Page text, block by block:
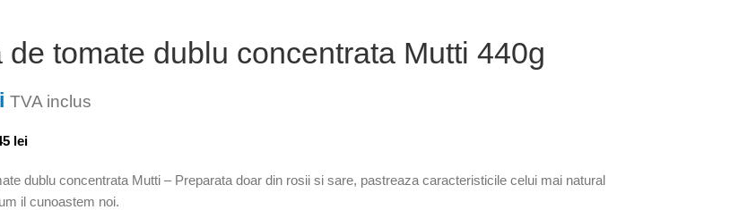
de tomate dublu concentrata Mutti 440g
TVA inclus
lei
dublu concentrata Mutti – Preparata doar din rosii si sare, pastreaza caracteristicile celui mai natural
il cunoastem noi.